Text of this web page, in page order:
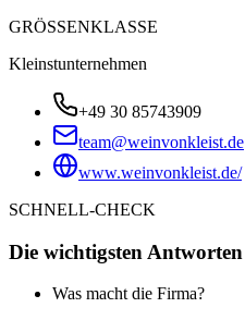
GRÖSSENKLASSE
Kleinstunternehmen
+49 30 85743909
team@weinvonkleist.de
www.weinvonkleist.de/
SCHNELL-CHECK
Die wichtigsten Antworten
Was macht die Firma?